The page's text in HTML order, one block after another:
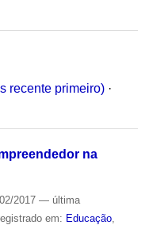
recente primeiro) ·
na
2017 — última
em: Educação,